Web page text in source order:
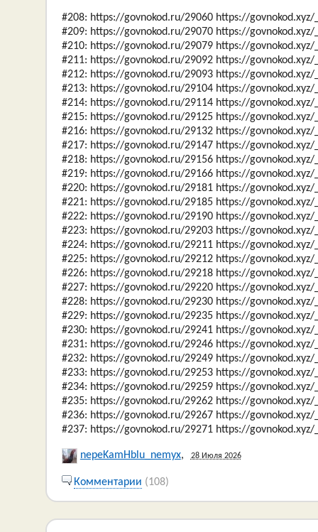
#208: https://govnokod.ru/29060 https://govnokod.xyz/
#209: https://govnokod.ru/29070 https://govnokod.xyz/
#210: https://govnokod.ru/29079 https://govnokod.xyz/
#211: https://govnokod.ru/29092 https://govnokod.xyz/
#212: https://govnokod.ru/29093 https://govnokod.xyz/
#213: https://govnokod.ru/29104 https://govnokod.xyz/
#214: https://govnokod.ru/29114 https://govnokod.xyz/
#215: https://govnokod.ru/29125 https://govnokod.xyz/
#216: https://govnokod.ru/29132 https://govnokod.xyz/
#217: https://govnokod.ru/29147 https://govnokod.xyz/
#218: https://govnokod.ru/29156 https://govnokod.xyz/
#219: https://govnokod.ru/29166 https://govnokod.xyz/
#220: https://govnokod.ru/29181 https://govnokod.xyz/
#221: https://govnokod.ru/29185 https://govnokod.xyz/
#222: https://govnokod.ru/29190 https://govnokod.xyz/
#223: https://govnokod.ru/29203 https://govnokod.xyz/
#224: https://govnokod.ru/29211 https://govnokod.xyz/
#225: https://govnokod.ru/29212 https://govnokod.xyz/
#226: https://govnokod.ru/29218 https://govnokod.xyz/
#227: https://govnokod.ru/29220 https://govnokod.xyz/
#228: https://govnokod.ru/29230 https://govnokod.xyz/
#229: https://govnokod.ru/29235 https://govnokod.xyz/
#230: https://govnokod.ru/29241 https://govnokod.xyz/
#231: https://govnokod.ru/29246 https://govnokod.xyz/
#232: https://govnokod.ru/29249 https://govnokod.xyz/
#233: https://govnokod.ru/29253 https://govnokod.xyz/
#234: https://govnokod.ru/29259 https://govnokod.xyz/
#235: https://govnokod.ru/29262 https://govnokod.xyz/
#236: https://govnokod.ru/29267 https://govnokod.xyz/
#237: https://govnokod.ru/29271 https://govnokod.xyz/
nepeKamHblu_nemyx, 28 Июля 2026
Комментарии (108)